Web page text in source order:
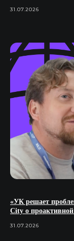
31.07.2026
«УК решает
City о
31.07.2026